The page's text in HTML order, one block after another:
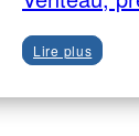
Lire plus